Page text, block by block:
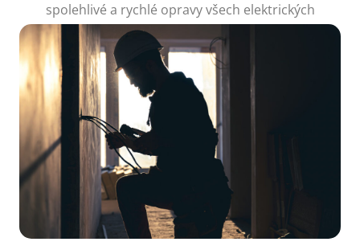
spolehlivé a rychlé opravy všech elektrických
poruch, aby váš domov opět fungoval jak má.